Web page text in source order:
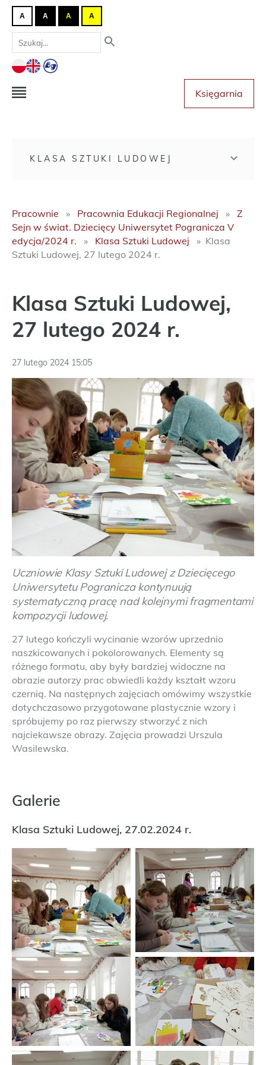
A A A A
Księgarnia
KLASA SZTUKI LUDOWEJ
Pracownie Pracownia Edukacji Regionalnej
Z
Sejn w świat. Dziecięcy Uniwersytet Pogranicza V
edycja/2024 r.
Klasa Sztuki Ludowej
Klasa
Sztuki Ludowej, 27 lutego 2024 r.
Klasa Sztuki Ludowej,
27 lutego 2024 r.
27 lutego 2024 15:05
Uczniowie Klasy Sztuki Ludowej z Dziecięcego
Uniwersytetu Pogranicza kontynuują
systematyczną pracę nad kolejnymi fragmentami
kompozycji ludowej.
27 lutego kończyli wycinanie wzorów uprzednio
naszkicowanych i pokolorowanych. Elementy są
różnego formatu, aby były bardziej widoczne na
obrazie autorzy prac obwiedli każdy kształt wzoru
czernią. Na następnych zajęciach omówimy wszystkie
dotychczasowo przygotowane plastycznie wzory i
spróbujemy po raz pierwszy stworzyć z nich
najciekawsze obrazy. Zajęcia prowadzi Urszula
Wasilewska.
Galerie
Klasa Sztuki Ludowej, 27.02.2024 r.